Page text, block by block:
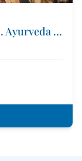
Mirabell Dolomites Hotel . Luxury . Ayurveda & Spa